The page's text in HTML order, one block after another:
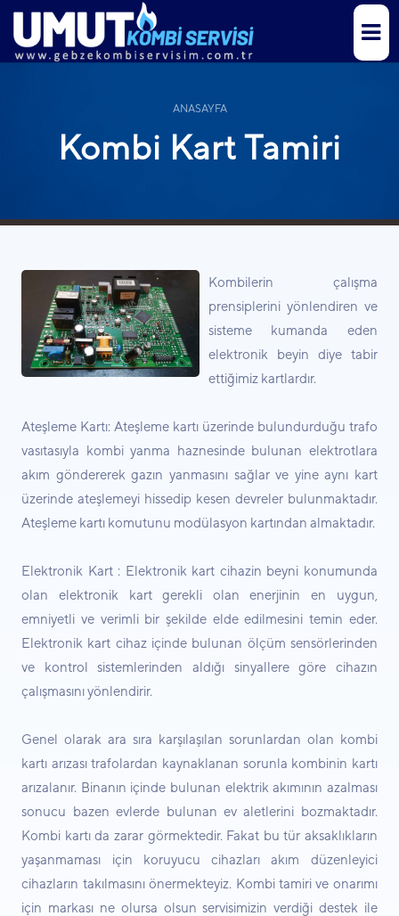
ANASAYFA
Kombi Kart Tamiri
Kombilerin çalışma
prensiplerini yönlendiren ve
sisteme kumanda eden
elektronik beyin diye tabir
ettiğimiz kartlardır.
Ateşleme Kartı: Ateşleme kartı üzerinde bulundurduğu trafo
vasıtasıyla kombi yanma haznesinde bulunan elektrotlara
akım göndererek gazın yanmasını sağlar ve yine aynı kart
üzerinde ateşlemeyi hissedip kesen devreler bulunmaktadır.
Ateşleme kartı komutunu modülasyon kartından almaktadır.
Elektronik Kart : Elektronik kart cihazin beyni konumunda
olan elektronik kart gerekli olan enerjinin en uygun,
emniyetli ve verimli bir şekilde elde edilmesini temin eder.
Elektronik kart cihaz içinde bulunan ölçüm sensörlerinden
ve kontrol sistemlerinden aldığı sinyallere göre cihazın
çalışmasını yönlendirir.
Genel olarak ara sıra karşılaşılan sorunlardan olan kombi
kartı arızası trafolardan kaynaklanan sorunla kombinin kartı
arızalanır. Binanın içinde bulunan elektrik akımının azalması
sonucu bazen evlerde bulunan ev aletlerini bozmaktadır.
Kombi kartı da zarar görmektedir. Fakat bu tür aksaklıkların
yaşanmaması için koruyucu cihazları akım düzenleyici
cihazların takılmasını önermekteyiz. Kombi tamiri ve onarımı
için markası ne olursa olsun servisimizin verdiği destek ile